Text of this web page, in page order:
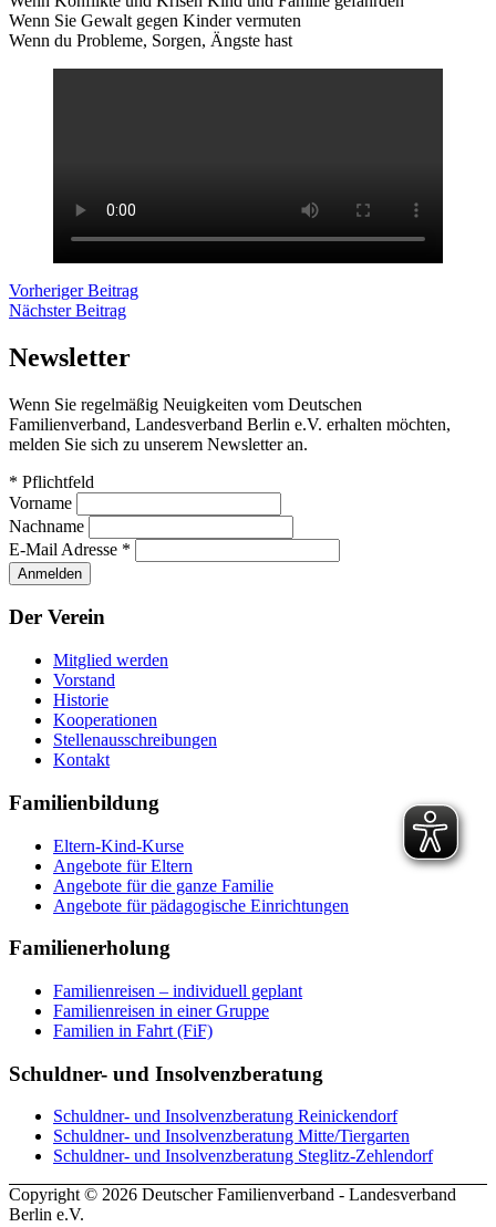
Wenn Sie Gewalt gegen Kinder vermuten
Wenn du Probleme, Sorgen, Ängste hast
Beitragsnavigation
Vorheriger BeitragVorheriger
Nächster BeitragNächster
Newsletter
Wenn Sie regelmäßig Neuigkeiten vom Deutschen
Familienverband, Landesverband Berlin e.V. erhalten möchten,
melden Sie sich zu unserem Newsletter an.
* Pflichtfeld
Vorname
Nachname
E-Mail Adresse *
Der Verein
Mitglied werden
Vorstand
Historie
Kooperationen
Stellenausschreibungen
Kontakt
Familienbildung
Eltern-Kind-Kurse
Angebote für Eltern
Angebote für die ganze Familie
Angebote für pädagogische Einrichtungen
Familienerholung
Familienreisen – individuell geplant
Familienreisen in einer Gruppe
Familien in Fahrt (FiF)
Schuldner- und Insolvenzberatung
Schuldner- und Insolvenzberatung Reinickendorf
Schuldner- und Insolvenzberatung Mitte/Tiergarten
Schuldner- und Insolvenzberatung Steglitz-Zehlendorf
Copyright © 2026 Deutscher Familienverband - Landesverband
Berlin e.V.